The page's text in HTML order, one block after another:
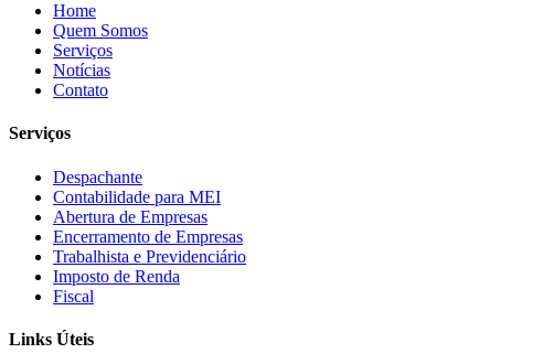
Home
Quem Somos
Serviços
Notícias
Contato
Serviços
Despachante
Contabilidade para MEI
Abertura de Empresas
Encerramento de Empresas
Trabalhista e Previdenciário
Imposto de Renda
Fiscal
Links Úteis